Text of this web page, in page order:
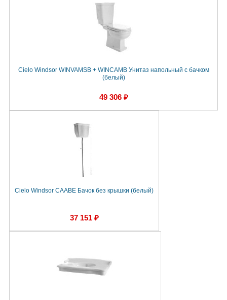
Cielo Windsor WINVAMSB + WINCAMB Унитаз напольный с бачком
(белый)
49 306 ₽
Cielo Windsor CAABE Бачок без крышки (белый)
37 151 ₽